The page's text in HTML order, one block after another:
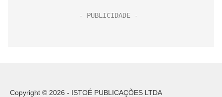
Copyright © 2026 - ISTOÉ PUBLICAÇÕES LTDA